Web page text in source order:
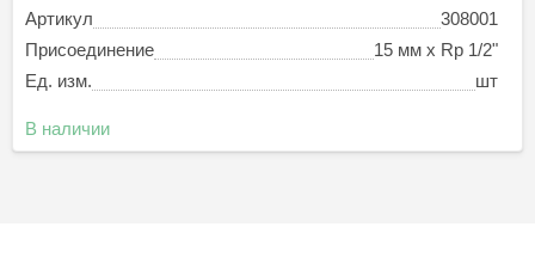
Артикул
308001
Присоединение
15 мм х Rp 1/2"
Ед. изм.
шт
В наличии